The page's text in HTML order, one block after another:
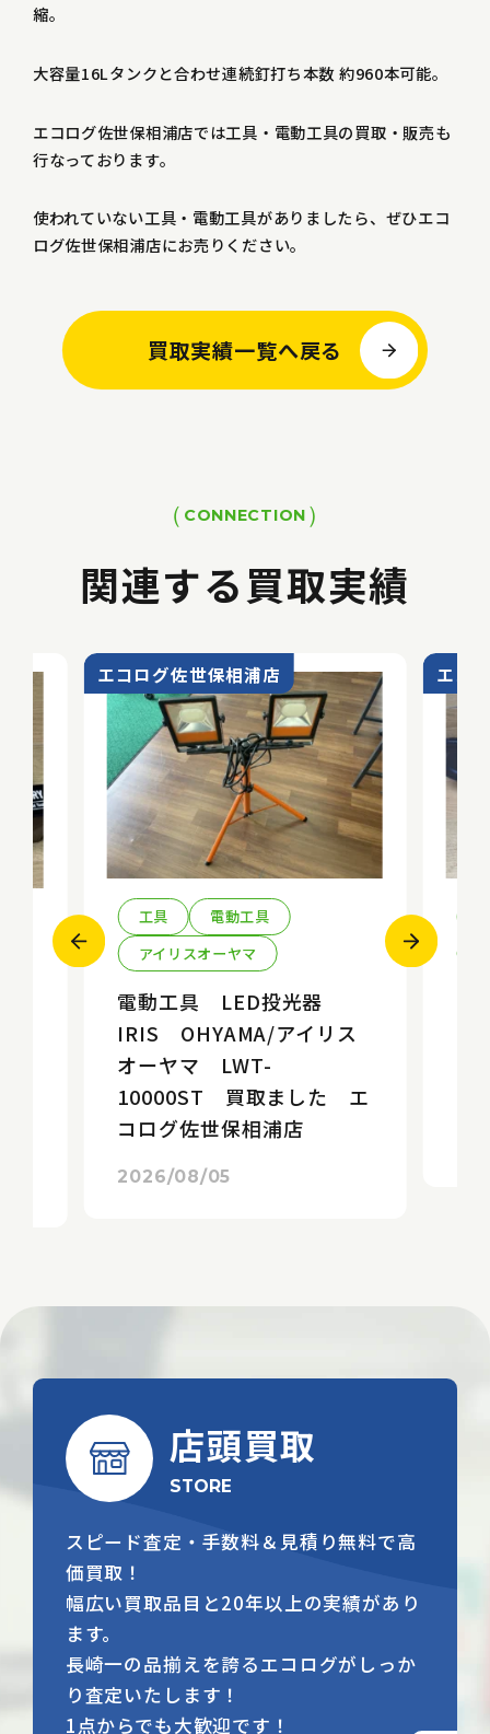
縮。
大容量16Lタンクと合わせ連続釘打ち本数 約960本可能。
エコログ佐世保相浦店では工具・電動工具の買取・販売も
行なっております。
使われていない工具・電動工具がありましたら、ぜひエコ
ログ佐世保相浦店にお売りください。
買取実績一覧へ戻る
CONNECTION
関連する買取実績
エコログ佐世保相浦店
工具
電動工具
アイリスオーヤマ
電動工具 LED投光器
IRIS OHYAMA/アイリス
オーヤマ LWT-
10000ST 買取ました エ
コログ佐世保相浦店
2026/08/05
エコ
店頭買取
STORE
スピード査定・手数料＆見積り無料で高
価買取！
幅広い買取品目と20年以上の実績があり
ます。
長崎一の品揃えを誇るエコログがしっか
り査定いたします！
1点からでも大歓迎です！